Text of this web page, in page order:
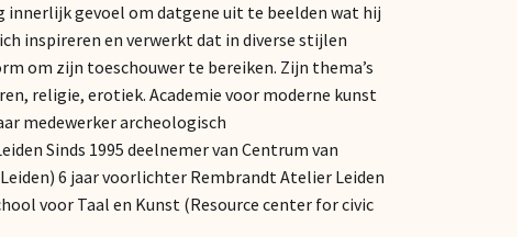
innerlijk gevoel om datgene uit te beelden wat hij
inspireren en verwerkt dat in diverse stijlen
om zijn toeschouwer te bereiken. Zijn thema’s
religie, erotiek. Academie voor moderne kunst
medewerker archeologisch
Sinds 1995 deelnemer van Centrum van
6 jaar voorlichter Rembrandt Atelier Leiden
voor Taal en Kunst (Resource center for civic